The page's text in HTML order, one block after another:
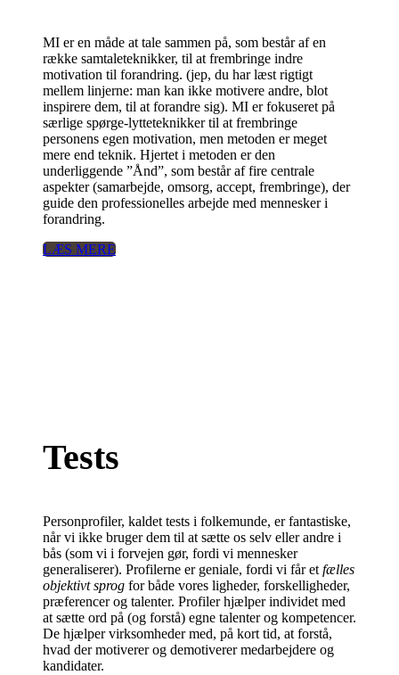
MI er en måde at tale sammen på, som består af en
række samtaleteknikker, til at frembringe indre
motivation til forandring. (jep, du har læst rigtigt
mellem linjerne: man kan ikke motivere andre, blot
inspirere dem, til at forandre sig). MI er fokuseret på
særlige spørge-lytteteknikker til at frembringe
personens egen motivation, men metoden er meget
mere end teknik. Hjertet i metoden er den
underliggende ”Ånd”, som består af fire centrale
aspekter (samarbejde, omsorg, accept, frembringe), der
guide den professionelles arbejde med mennesker i
forandring.
LÆS MERE
Tests
Personprofiler, kaldet tests i folkemunde, er fantastiske,
når vi ikke bruger dem til at sætte os selv eller andre i
bås (som vi i forvejen gør, fordi vi mennesker
generaliserer). Profilerne er geniale, fordi vi får et fælles
objektivt sprog for både vores ligheder, forskelligheder,
præferencer og talenter. Profiler hjælper individet med
at sætte ord på (og forstå) egne talenter og kompetencer.
De hjælper virksomheder med, på kort tid, at forstå,
hvad der motiverer og demotiverer medarbejdere og
kandidater.